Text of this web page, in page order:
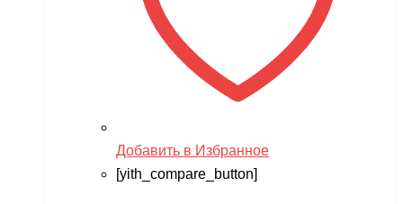
Добавить в Избранное
[yith_compare_button]